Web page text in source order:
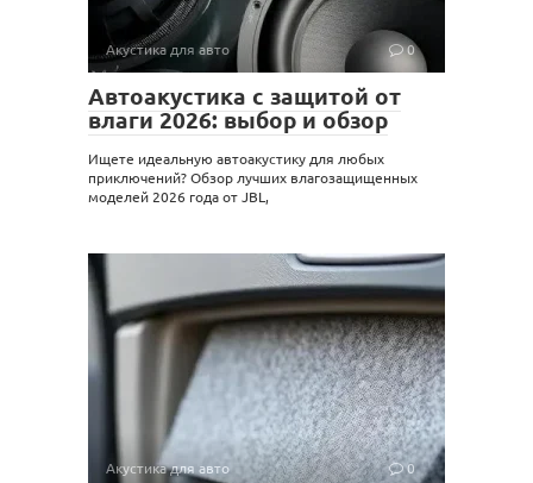
Акустика для авто 0
Автоакустика с защитой от
влаги 2026: выбор и обзор
Ищете идеальную автоакустику для любых
приключений? Обзор лучших влагозащищенных
моделей 2026 года от JBL,
Акустика для авто 0